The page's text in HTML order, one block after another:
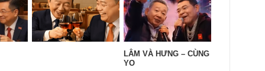
LÂM VÀ HƯNG – CÙNG
YO